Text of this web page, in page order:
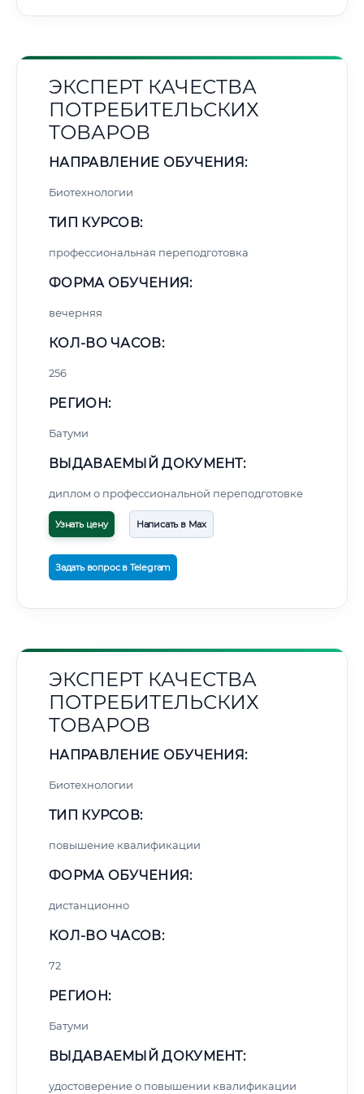
ЭКСПЕРТ КАЧЕСТВА
ПОТРЕБИТЕЛЬСКИХ
ТОВАРОВ
НАПРАВЛЕНИЕ ОБУЧЕНИЯ:
Биотехнологии
ТИП КУРСОВ:
профессиональная переподготовка
ФОРМА ОБУЧЕНИЯ:
вечерняя
КОЛ-ВО ЧАСОВ:
256
РЕГИОН:
Батуми
ВЫДАВАЕМЫЙ ДОКУМЕНТ:
диплом о профессиональной переподготовке
Узнать цену Написать в Max
Задать вопрос в Telegram
ЭКСПЕРТ КАЧЕСТВА
ПОТРЕБИТЕЛЬСКИХ
ТОВАРОВ
НАПРАВЛЕНИЕ ОБУЧЕНИЯ:
Биотехнологии
ТИП КУРСОВ:
повышение квалификации
ФОРМА ОБУЧЕНИЯ:
дистанционно
КОЛ-ВО ЧАСОВ:
72
РЕГИОН:
Батуми
ВЫДАВАЕМЫЙ ДОКУМЕНТ:
удостоверение о повышении квалификации